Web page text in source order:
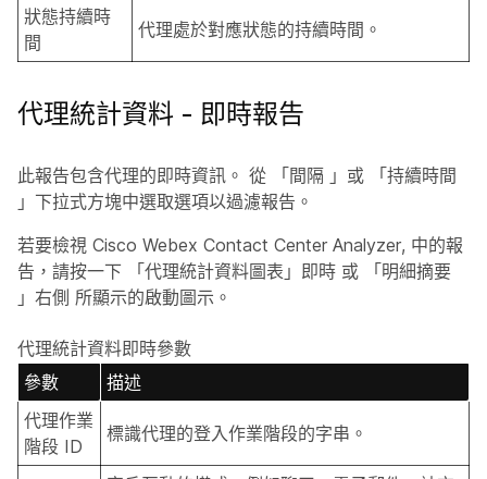
狀態持續時
間
代理處於對應狀態的持續時間。
代理統計資料 - 即時報告
此報告包含代理的即時資訊。 從 「間隔 」或
「持續時間
」下拉式方塊中選取選項以過濾報告。
若要檢視 Cisco Webex Contact Center Analyzer, 中的報
告，請按一下
「代理統計資料圖表」即時 或
「明細摘要
」右側 所顯示的啟動圖示。
代理統計資料即時參數
參數
描述
代理作業
階段 ID
標識代理的登入作業階段的字串。